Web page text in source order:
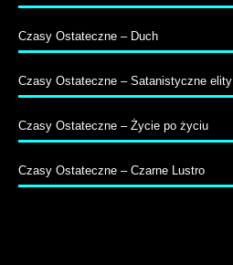
Czasy Ostateczne – Duch
Czasy Ostateczne – Satanistyczne elity
Czasy Ostateczne – Życie po życiu
Czasy Ostateczne – Czarne Lustro